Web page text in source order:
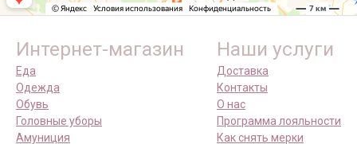
Интернет-магазин
Еда
Одежда
Обувь
Головные уборы
Амуниция
Наши услуги
Доставка
Контакты
О нас
Программа лояльности
Как снять мерки